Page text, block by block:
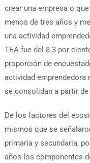
crear una empresa o
menos de tres años y
una actividad
TEA fue del 8.3 por
proporción de
actividad emprendedora
se consolidan a partir
De los factores del
mismos que se
primaria y secundaria,
años los componentes